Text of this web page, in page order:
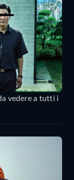
da vedere a tutti i